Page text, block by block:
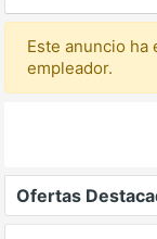
Este anuncio ha
empleador.
Ofertas